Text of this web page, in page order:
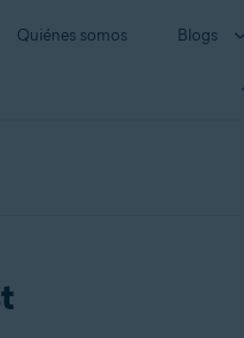
Quiénes somos Blogs